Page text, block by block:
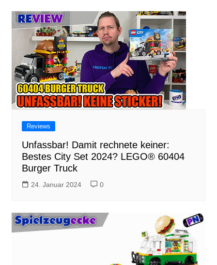
Reviews
Unfassbar! Damit rechnete keiner:
Bestes City Set 2024? LEGO® 60404
Burger Truck
24. Januar 2024 0